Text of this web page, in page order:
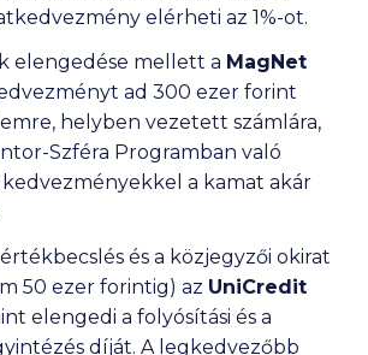
elérheti az 1%-ot.
elengedése mellett a MagNet
ad 300 ezer forint
helyben vezetett számlára,
Szféra Programban való
a kamat akár
és a közjegyzői okirat
50 ezer forintig) az UniCredit
elengedi a folyósítási és a
díját. A legkedvezőbb